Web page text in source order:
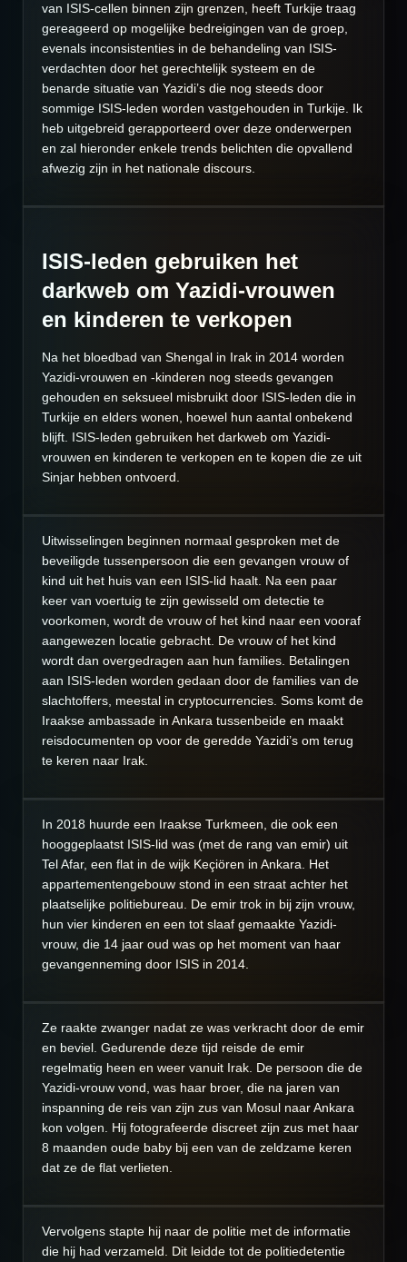
van ISIS-cellen binnen zijn grenzen, heeft Turkije traag
gereageerd op mogelijke bedreigingen van de groep,
evenals inconsistenties in de behandeling van ISIS-
verdachten door het gerechtelijk systeem en de
benarde situatie van Yazidi’s die nog steeds door
sommige ISIS-leden worden vastgehouden in Turkije. Ik
heb uitgebreid gerapporteerd over deze onderwerpen
en zal hieronder enkele trends belichten die opvallend
afwezig zijn in het nationale discours.
ISIS-leden gebruiken het
darkweb om Yazidi-vrouwen
en kinderen te verkopen
Na het bloedbad van Shengal in Irak in 2014 worden
Yazidi-vrouwen en -kinderen nog steeds gevangen
gehouden en seksueel misbruikt door ISIS-leden die in
Turkije en elders wonen, hoewel hun aantal onbekend
blijft. ISIS-leden gebruiken het darkweb om Yazidi-
vrouwen en kinderen te verkopen en te kopen die ze uit
Sinjar hebben ontvoerd.
Uitwisselingen beginnen normaal gesproken met de
beveiligde tussenpersoon die een gevangen vrouw of
kind uit het huis van een ISIS-lid haalt. Na een paar
keer van voertuig te zijn gewisseld om detectie te
voorkomen, wordt de vrouw of het kind naar een vooraf
aangewezen locatie gebracht. De vrouw of het kind
wordt dan overgedragen aan hun families. Betalingen
aan ISIS-leden worden gedaan door de families van de
slachtoffers, meestal in cryptocurrencies. Soms komt de
Iraakse ambassade in Ankara tussenbeide en maakt
reisdocumenten op voor de geredde Yazidi’s om terug
te keren naar Irak.
In 2018 huurde een Iraakse Turkmeen, die ook een
hooggeplaatst ISIS-lid was (met de rang van emir) uit
Tel Afar, een flat in de wijk Keçiören in Ankara. Het
appartementengebouw stond in een straat achter het
plaatselijke politiebureau. De emir trok in bij zijn vrouw,
hun vier kinderen en een tot slaaf gemaakte Yazidi-
vrouw, die 14 jaar oud was op het moment van haar
gevangenneming door ISIS in 2014.
Ze raakte zwanger nadat ze was verkracht door de emir
en beviel. Gedurende deze tijd reisde de emir
regelmatig heen en weer vanuit Irak. De persoon die de
Yazidi-vrouw vond, was haar broer, die na jaren van
inspanning de reis van zijn zus van Mosul naar Ankara
kon volgen. Hij fotografeerde discreet zijn zus met haar
8 maanden oude baby bij een van de zeldzame keren
dat ze de flat verlieten.
Vervolgens stapte hij naar de politie met de informatie
die hij had verzameld. Dit leidde tot de politiedetentie